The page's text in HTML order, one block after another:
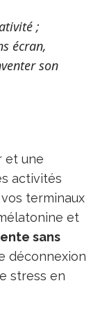
;
écran,
son
et une
activités
terminaux
et
sans
déconnexion
stress en